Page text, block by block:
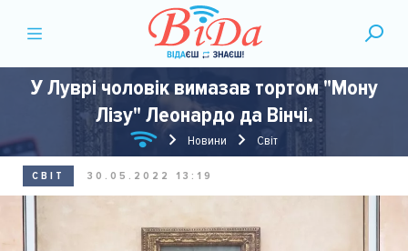
У Луврі чоловік вимазав тортом "Мону
Лізу" Леонардо да Вінчі.
Новини Світ
СВІТ 30.05.2022 13:19